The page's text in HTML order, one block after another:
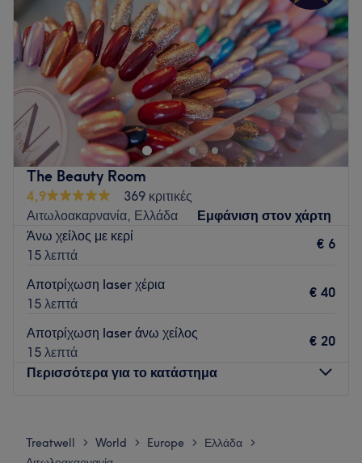
Παρασκευή
10:00 –21:00
Σάββατο
10:00–14:00
Κυριακή
Κλειστό
Εδώ, κάθε ραντεβού είναι μια μικρή απόδραση ομορφιάς,
ειδικά σχεδιασμένη για εσένα που θέλεις να ξεχωρίζεις.
Go to venue
The Beauty Room
4,9
369 κριτικές
Αιτωλοακαρνανία, Ελλάδα
Εμφάνιση στον χάρτη
Άνω χείλος με κερί
15 λεπτά
€ 6
Αποτρίχωση laser χέρια
15 λεπτά
€ 40
Αποτρίχωση laser άνω χείλος
15 λεπτά
€ 20
Περισσότερα για το κατάστημα
Τρίτη
10:00
Τετάρτη
Treatwell > World > Europe > Ελλάδα >